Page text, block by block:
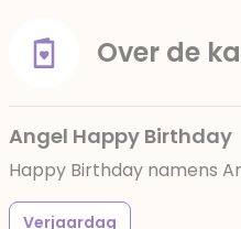
Over de
Angel Happy Birthday
Happy Birthday namens
Verjaardag